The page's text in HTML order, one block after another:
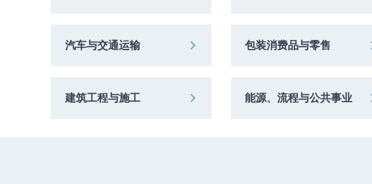
汽车与交通运输 包装消费品与零售
建筑工程与施工 能源、流程与公共事业